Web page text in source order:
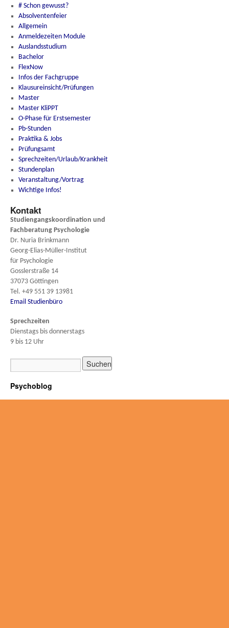
# Schon gewusst?
Absolventenfeier
Allgemein
Anmeldezeiten Module
Auslandsstudium
Bachelor
FlexNow
Infos der Fachgruppe
Klausureinsicht/Prüfungen
Master
Master KliPPT
O-Phase für Erstsemester
Pb-Stunden
Praktika & Jobs
Prüfungsamt
Sprechzeiten/Urlaub/Krankheit
Stundenplan
Veranstaltung/Vortrag
Wichtige Infos!
Kontakt
Studiengangskoordination und
Fachberatung Psychologie
Dr. Nuria Brinkmann
Georg-Elias-Müller-Institut
für Psychologie
Gosslerstraße 14
37073 Göttingen
Tel. +49 551 39 13981
Email Studienbüro
Sprechzeiten
Dienstags bis donnerstags
9 bis 12 Uhr
Psychoblog